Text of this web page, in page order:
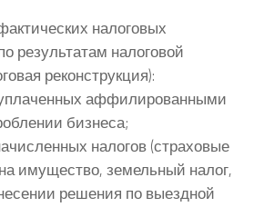
налоговых
результатам налоговой
реконструкция):
аффилированными
бизнеса;
налогов (страховые
имущество, земельный налог,
решения по выездной